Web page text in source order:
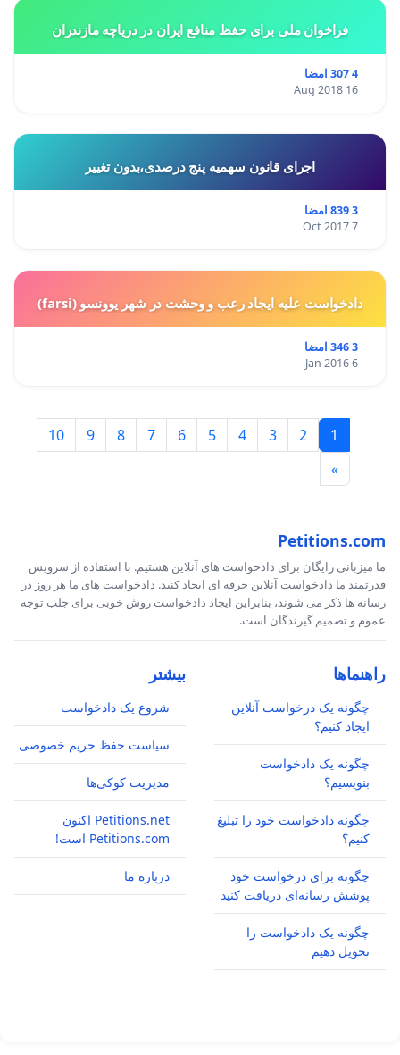
فراخوان ملی برای حفظ منافع ایران در دریاچه مازندران
4 307 امضا
16 Aug 2018
اجرای قانون سهمیه پنج درصدی،بدون تغییر
3 839 امضا
7 Oct 2017
دادخواست علیه ایجاد رعب و وحشت در شهر یوونسو (farsi)
3 346 امضا
6 Jan 2016
1
2
3
4
5
6
7
8
9
10
»
Petitions.com
ما میزبانی رایگان برای دادخواست های آنلاین هستیم. با استفاده از سرویس
قدرتمند ما دادخواست آنلاین حرفه ای ایجاد کنید. دادخواست های ما هر روز در
رسانه ها ذکر می شوند، بنابراین ایجاد دادخواست روش خوبی برای جلب توجه
عموم و تصمیم گیرندگان است.
راهنماها
چگونه یک درخواست آنلاین
ایجاد کنیم؟
چگونه یک دادخواست
بنویسیم؟
چگونه دادخواست خود را تبلیغ
کنیم؟
چگونه برای درخواست خود
پوشش رسانه‌ای دریافت کنید
چگونه یک دادخواست را
تحویل دهیم
بیشتر
شروع یک دادخواست
سیاست حفظ حریم خصوصی
مدیریت کوکی‌ها
Petitions.net اکنون
Petitions.com است!
درباره ما